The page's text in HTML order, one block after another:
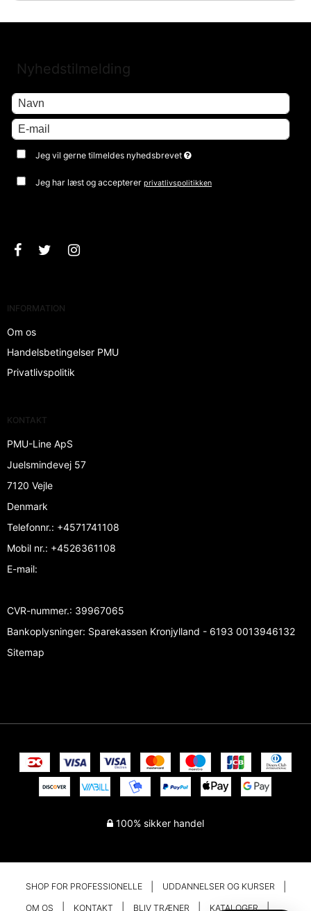
Nyhedstilmelding
Jeg vil gerne tilmeldes nyhedsbrevet
Jeg har læst og acceptererprivatlivspolitikken
INFORMATION
Om os
Handelsbetingelser PMU
Privatlivspolitik
KONTAKT
PMU-Line ApS
Juelsmindevej 57
7120 Vejle
Denmark
Telefonnr.: +4571741108
Mobil nr.: +4526361108
E-mail:
CVR-nummer.: 39967065
Bankoplysninger: Sparekassen Kronjylland - 6193 0013946132
Sitemap
100% sikker handel
SHOP FOR PROFESSIONELLE UDDANNELSER OG KURSER
OM OS KONTAKT BLIV TRÆNER KATALOGER